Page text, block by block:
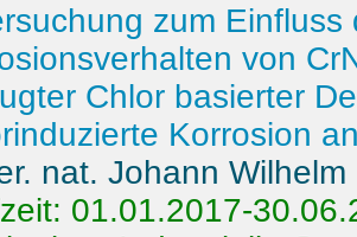
zum
von
Chlor basierter
Korrosion
nat. Johann
01.01.2017-